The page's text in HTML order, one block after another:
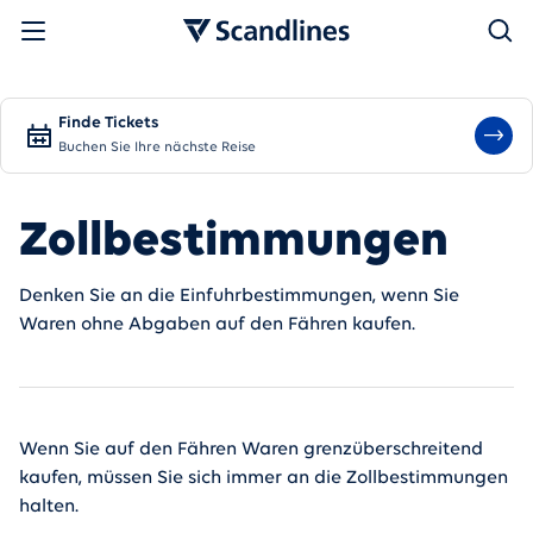
Suchen
Finde Tickets
Buchen Sie Ihre nächste Reise
Zollbestimmungen
Denken Sie an die Einfuhrbestimmungen, wenn Sie
Waren ohne Abgaben auf den Fähren kaufen.
Wenn Sie auf den Fähren Waren grenzüberschreitend
kaufen, müssen Sie sich immer an die Zollbestimmungen
halten.